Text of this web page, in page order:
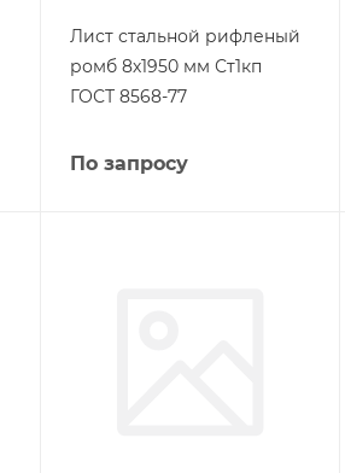
Лист стальной рифленый
ромб 8х1950 мм Ст1кп
ГОСТ 8568-77
По запросу